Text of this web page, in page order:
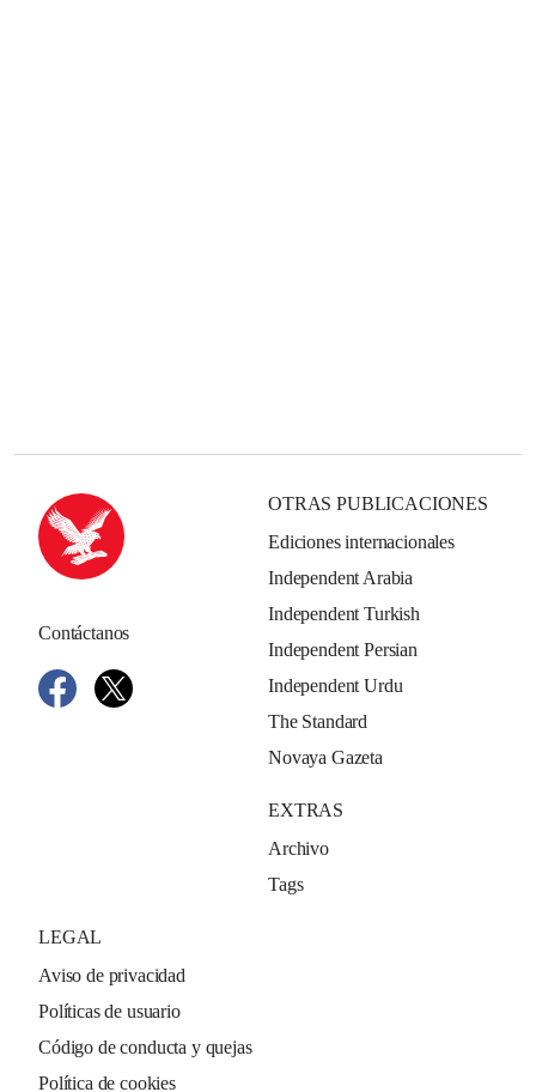
Contáctanos
OTRAS PUBLICACIONES
Ediciones internacionales
Independent Arabia
Independent Turkish
Independent Persian
Independent Urdu
The Standard
Novaya Gazeta
EXTRAS
Archivo
Tags
LEGAL
Aviso de privacidad
Políticas de usuario
Código de conducta y quejas
Política de cookies